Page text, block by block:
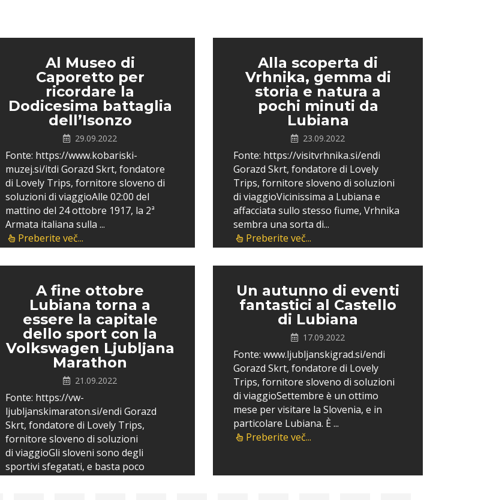
Al Museo di
Caporetto per
ricordare la
Dodicesima battaglia
dell’Isonzo
29.09.2022
Fonte: https://www.kobariski-
muzej.si/itdi Gorazd Skrt, fondatore
di Lovely Trips, fornitore sloveno di
soluzioni di viaggioAlle 02:00 del
mattino del 24 ottobre 1917, la 2ª
Armata italiana sulla ...
Preberite več...
Alla scoperta di
Vrhnika, gemma di
storia e natura a
pochi minuti da
Lubiana
23.09.2022
Fonte: https://visitvrhnika.si/endi
Gorazd Skrt, fondatore di Lovely
Trips, fornitore sloveno di soluzioni
di viaggioVicinissima a Lubiana e
affacciata sullo stesso fiume, Vrhnika
sembra una sorta di...
Preberite več...
A fine ottobre
Lubiana torna a
essere la capitale
dello sport con la
Volkswagen Ljubljana
Marathon
21.09.2022
Fonte: https://vw-
ljubljanskimaraton.si/endi Gorazd
Skrt, fondatore di Lovely Trips,
fornitore sloveno di soluzioni
di viaggioGli sloveni sono degli
sportivi sfegatati, e basta poco
Un autunno di eventi
fantastici al Castello
di Lubiana
17.09.2022
Fonte: www.ljubljanskigrad.si/endi
Gorazd Skrt, fondatore di Lovely
Trips, fornitore sloveno di soluzioni
di viaggioSettembre è un ottimo
mese per visitare la Slovenia, e in
particolare Lubiana. È ...
Preberite več...